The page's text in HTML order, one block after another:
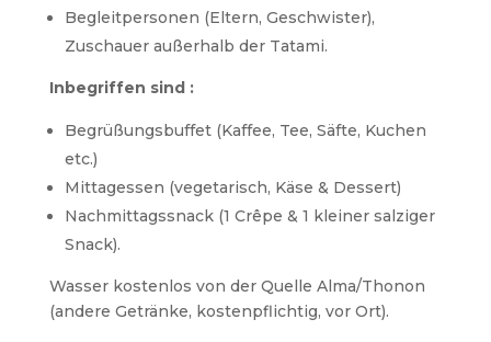
Begleitpersonen (Eltern, Geschwister),
Zuschauer außerhalb der Tatami.
Inbegriffen sind :
Begrüßungsbuffet (Kaffee, Tee, Säfte, Kuchen
etc.)
Mittagessen (vegetarisch, Käse & Dessert)
Nachmittagssnack (1 Crêpe & 1 kleiner salziger
Snack).
Wasser kostenlos von der Quelle Alma/Thonon
(andere Getränke, kostenpflichtig, vor Ort).